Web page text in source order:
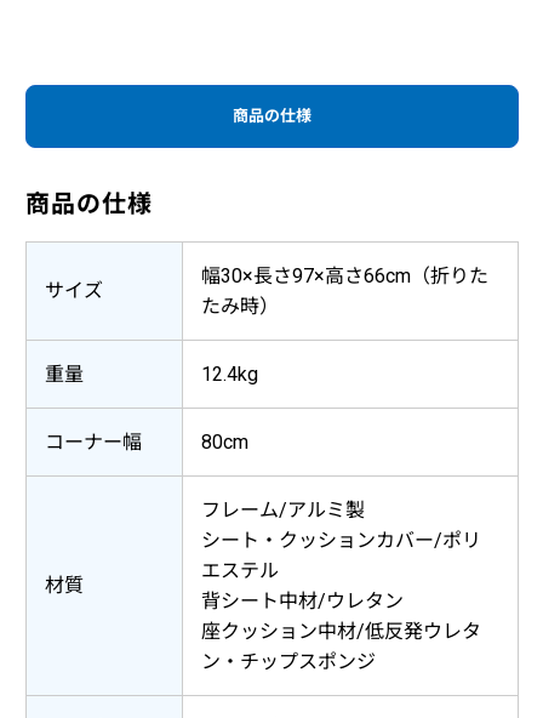
商品の仕様
商品の仕様
サイズ
幅30×長さ97×高さ66cm（折りた
たみ時）
重量 12.4kg
コーナー幅 80cm
材質
フレーム/アルミ製
シート・クッションカバー/ポリ
エステル
背シート中材/ウレタン
座クッション中材/低反発ウレタ
ン・チップスポンジ